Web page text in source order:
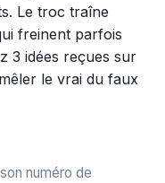
Le troc traîne
freinent parfois
3 idées reçues sur
le vrai du faux
numéro de